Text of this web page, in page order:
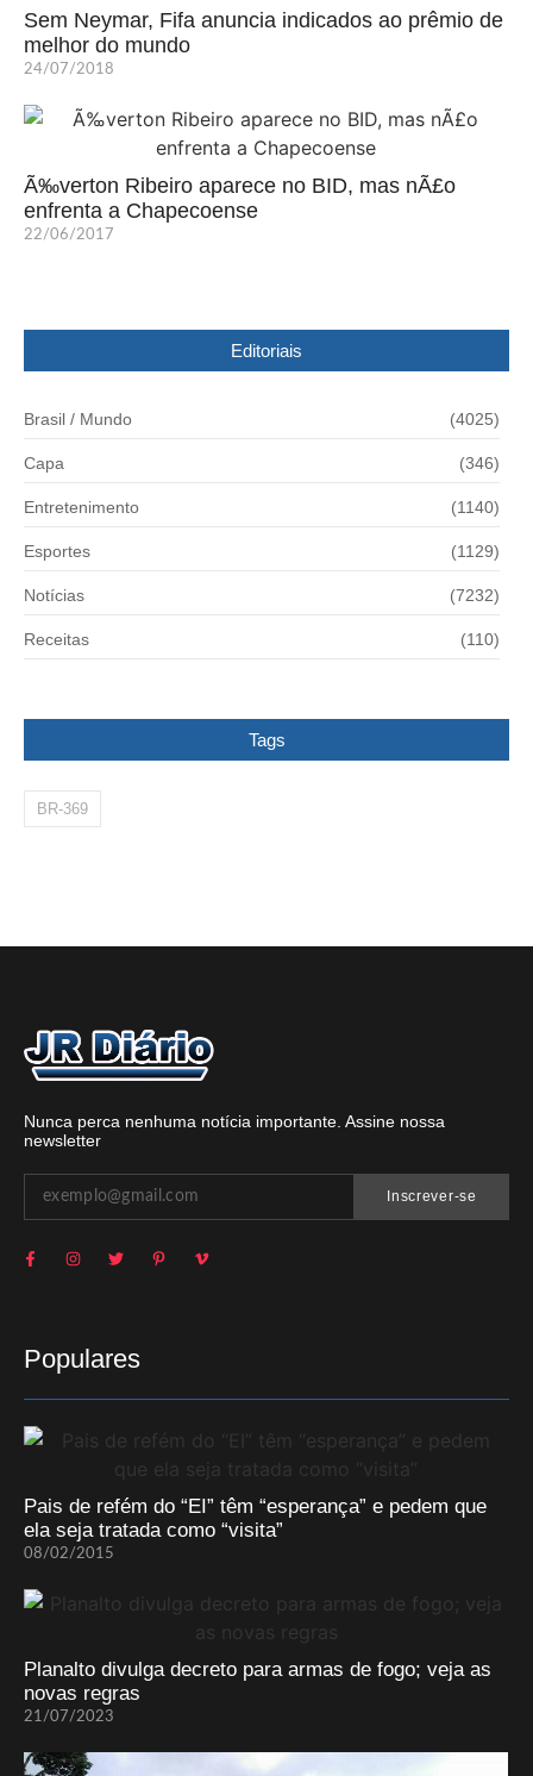
Sem Neymar, Fifa anuncia indicados ao prêmio de
melhor do mundo
24/07/2018
Ã‰verton Ribeiro aparece no BID, mas nÃ£o
enfrenta a Chapecoense
22/06/2017
Editoriais
Brasil / Mundo (4025)
Capa (346)
Entretenimento (1140)
Esportes (1129)
Notícias (7232)
Receitas (110)
Tags
BR-369
Nunca perca nenhuma notícia importante. Assine nossa
newsletter
Inscrever-se
Populares
Pais de refém do “EI” têm “esperança” e pedem que
ela seja tratada como “visita”
08/02/2015
Planalto divulga decreto para armas de fogo; veja as
novas regras
21/07/2023